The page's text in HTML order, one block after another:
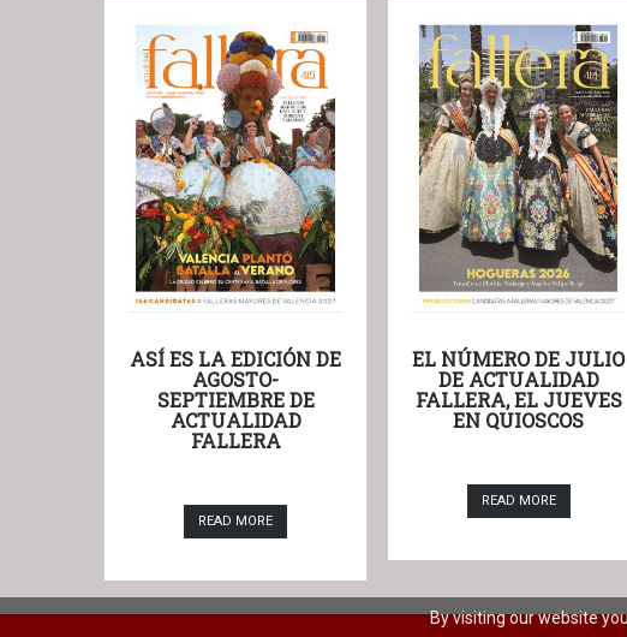
ASÍ ES LA EDICIÓN DE
AGOSTO-
SEPTIEMBRE DE
ACTUALIDAD
FALLERA
READ MORE
EL NÚMERO DE JULIO
DE ACTUALIDAD
FALLERA, EL JUEVES
EN QUIOSCOS
READ MORE
By visiting our website